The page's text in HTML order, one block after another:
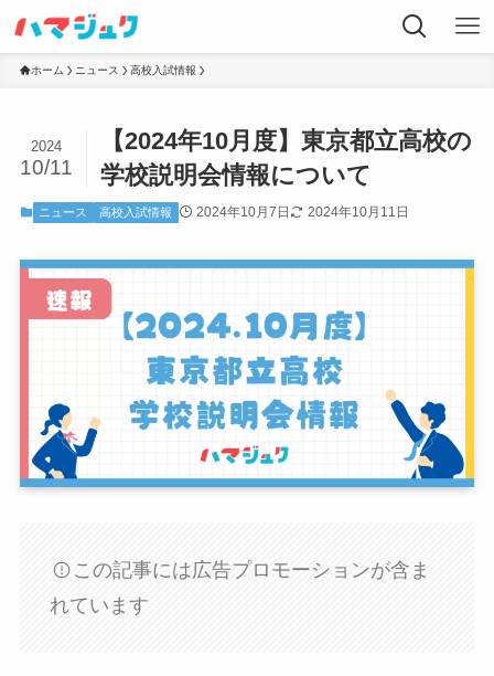
ホーム ニュース 高校入試情報
【2024年10月度】東京都立高校の
学校説明会情報について
2024
10/11
ニュース 高校入試情報 2024年10月7日 2024年10月11日
この記事には広告プロモーションが含ま
れています